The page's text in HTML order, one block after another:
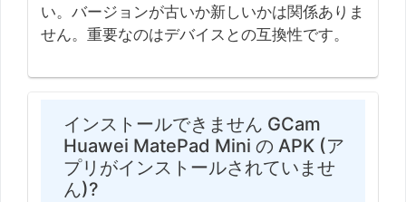
い。バージョンが古いか新しいかは関係ありま
せん。重要なのはデバイスとの互換性です。
インストールできません GCam
Huawei MatePad Mini の APK (ア
プリがインストールされていませ
ん)?